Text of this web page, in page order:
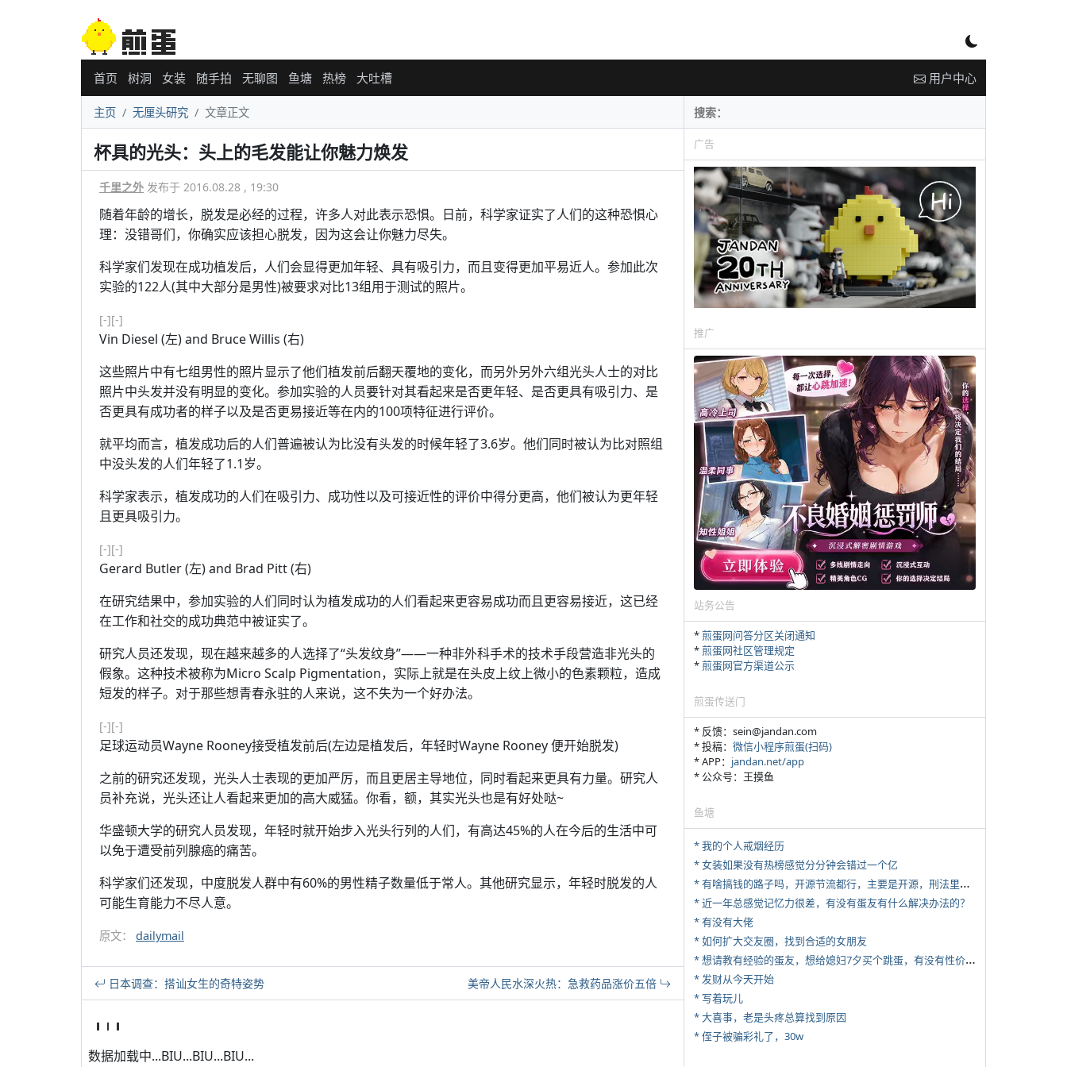
首页 树洞 女装 随手拍 无聊图 鱼塘 热榜 大吐槽 用户中心
主页 无厘头研究 文章正文
杯具的光头：头上的毛发能让你魅力焕发
千里之外 发布于 2016.08.28 , 19:30
随着年龄的增长，脱发是必经的过程，许多人对此表示恐惧。日前，科学家证实了人们的这种恐惧心
理：没错哥们，你确实应该担心脱发，因为这会让你魅力尽失。
科学家们发现在成功植发后，人们会显得更加年轻、具有吸引力，而且变得更加平易近人。参加此次
实验的122人(其中大部分是男性)被要求对比13组用于测试的照片。
[-][-]
Vin Diesel (左) and Bruce Willis (右)
这些照片中有七组男性的照片显示了他们植发前后翻天覆地的变化，而另外另外六组光头人士的对比
照片中头发并没有明显的变化。参加实验的人员要针对其看起来是否更年轻、是否更具有吸引力、是
否更具有成功者的样子以及是否更易接近等在内的100项特征进行评价。
就平均而言，植发成功后的人们普遍被认为比没有头发的时候年轻了3.6岁。他们同时被认为比对照组
中没头发的人们年轻了1.1岁。
科学家表示，植发成功的人们在吸引力、成功性以及可接近性的评价中得分更高，他们被认为更年轻
且更具吸引力。
[-][-]
Gerard Butler (左) and Brad Pitt (右)
在研究结果中，参加实验的人们同时认为植发成功的人们看起来更容易成功而且更容易接近，这已经
在工作和社交的成功典范中被证实了。
研究人员还发现，现在越来越多的人选择了“头发纹身”——一种非外科手术的技术手段营造非光头的
假象。这种技术被称为Micro Scalp Pigmentation，实际上就是在头皮上纹上微小的色素颗粒，造成
短发的样子。对于那些想青春永驻的人来说，这不失为一个好办法。
[-][-]
足球运动员Wayne Rooney接受植发前后(左边是植发后，年轻时Wayne Rooney 便开始脱发)
之前的研究还发现，光头人士表现的更加严厉，而且更居主导地位，同时看起来更具有力量。研究人
员补充说，光头还让人看起来更加的高大威猛。你看，额，其实光头也是有好处哒~
华盛顿大学的研究人员发现，年轻时就开始步入光头行列的人们，有高达45%的人在今后的生活中可
以免于遭受前列腺癌的痛苦。
科学家们还发现，中度脱发人群中有60%的男性精子数量低于常人。其他研究显示，年轻时脱发的人
可能生育能力不尽人意。
原文： dailymail
日本调查：搭讪女生的奇特姿势 美帝人民水深火热：急救药品涨价五倍
数据加载中...BIU...BIU...BIU...
广告
推广
站务公告
*煎蛋网问答分区关闭通知
*煎蛋网社区管理规定
*煎蛋网官方渠道公示
煎蛋传送门
* 反馈：sein@jandan.com
* 投稿： 微信小程序煎蛋(扫码)
* APP： jandan.net/app
* 公众号：王摸鱼
鱼塘
* 我的个人戒烟经历
* 女装如果没有热榜感觉分分钟会错过一个亿
*
有啥搞钱的路子吗，开源节流都行，主要是开源，刑法里的咱不做
* 近一年总感觉记忆力很差，有没有蛋友有什么解决办法的？
* 有没有大佬
* 如何扩大交友圈，找到合适的女朋友
*
想请教有经验的蛋友，想给媳妇7夕买个跳蛋，有没有性价比高的推荐
* 发财从今天开始
* 写着玩儿
* 大喜事，老是头疼总算找到原因
* 侄子被骗彩礼了，30w